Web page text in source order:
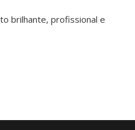
brilhante, profissional e